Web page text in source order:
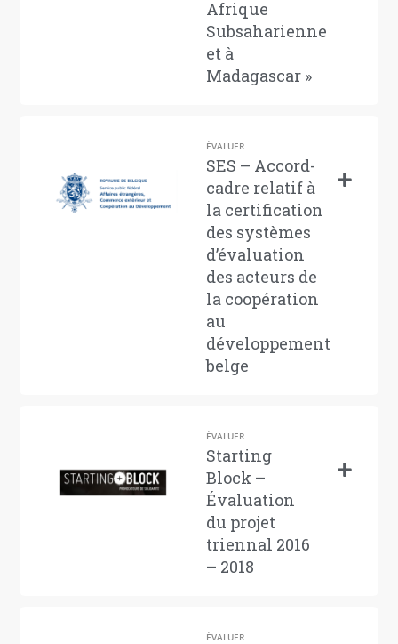
Afrique
Subsaharienne
et à
Madagascar »
ÉVALUER
SES – Accord-
cadre relatif à
la certification
des systèmes
d’évaluation
des acteurs de
la coopération
au
développement
belge
ÉVALUER
Starting
Block –
Évaluation
du projet
triennal 2016
– 2018
ÉVALUER